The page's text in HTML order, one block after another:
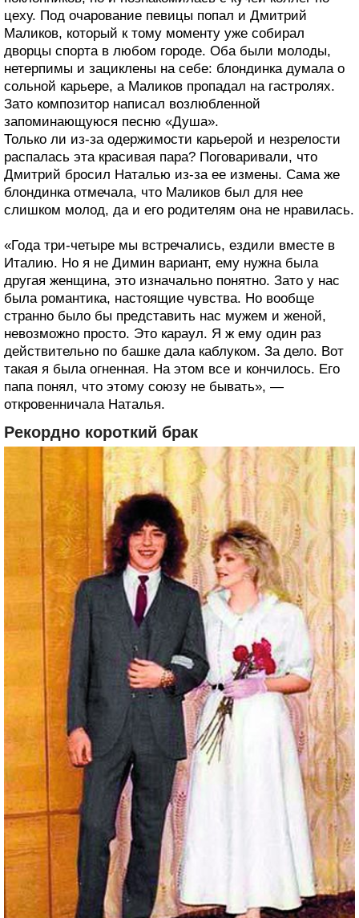
цеху. Под очарование певицы попал и Дмитрий
Маликов, который к тому моменту уже собирал
дворцы спорта в любом городе. Оба были молоды,
нетерпимы и зациклены на себе: блондинка думала о
сольной карьере, а Маликов пропадал на гастролях.
Зато композитор написал возлюбленной
запоминающуюся песню «Душа».
Только ли из-за одержимости карьерой и незрелости
распалась эта красивая пара? Поговаривали, что
Дмитрий бросил Наталью из-за ее измены. Сама же
блондинка отмечала, что Маликов был для нее
слишком молод, да и его родителям она не нравилась.
«Года три-четыре мы встречались, ездили вместе в
Италию. Но я не Димин вариант, ему нужна была
другая женщина, это изначально понятно. Зато у нас
была романтика, настоящие чувства. Но вообще
странно было бы представить нас мужем и женой,
невозможно просто. Это караул. Я ж ему один раз
действительно по башке дала каблуком. За дело. Вот
такая я была огненная. На этом все и кончилось. Его
папа понял, что этому союзу не бывать», —
откровенничала Наталья.
Рекордно короткий брак